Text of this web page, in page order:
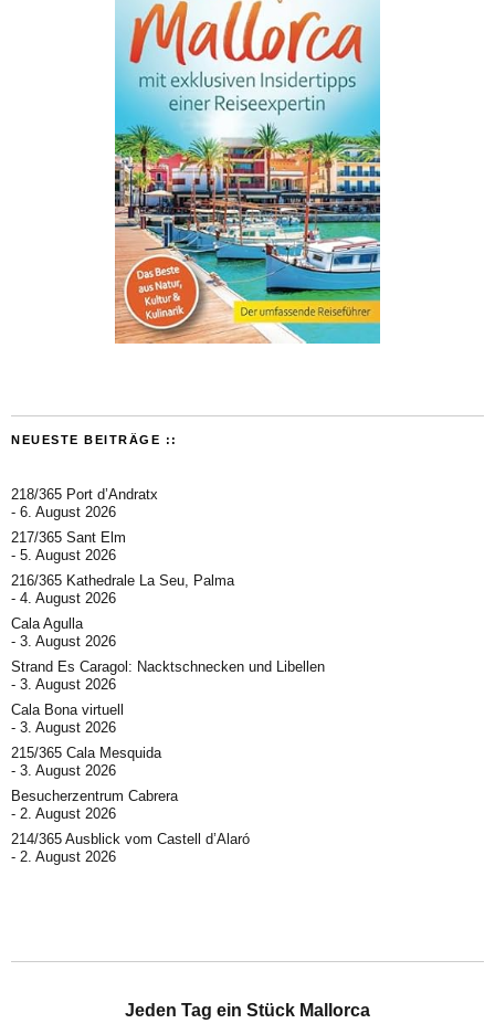
NEUESTE BEITRÄGE ::
218/365 Port d’Andratx
6. August 2026
217/365 Sant Elm
5. August 2026
216/365 Kathedrale La Seu, Palma
4. August 2026
Cala Agulla
3. August 2026
Strand Es Caragol: Nacktschnecken und Libellen
3. August 2026
Cala Bona virtuell
3. August 2026
215/365 Cala Mesquida
3. August 2026
Besucherzentrum Cabrera
2. August 2026
214/365 Ausblick vom Castell d’Alaró
2. August 2026
Jeden Tag ein Stück Mallorca